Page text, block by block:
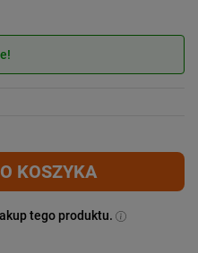
KOSZYKA
tego produktu.